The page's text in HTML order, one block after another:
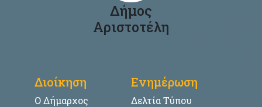
Δήμος
Αριστοτέλη
Διοίκηση
Ο Δήμαρχος
Ενημέρωση
Δελτία Τύπου